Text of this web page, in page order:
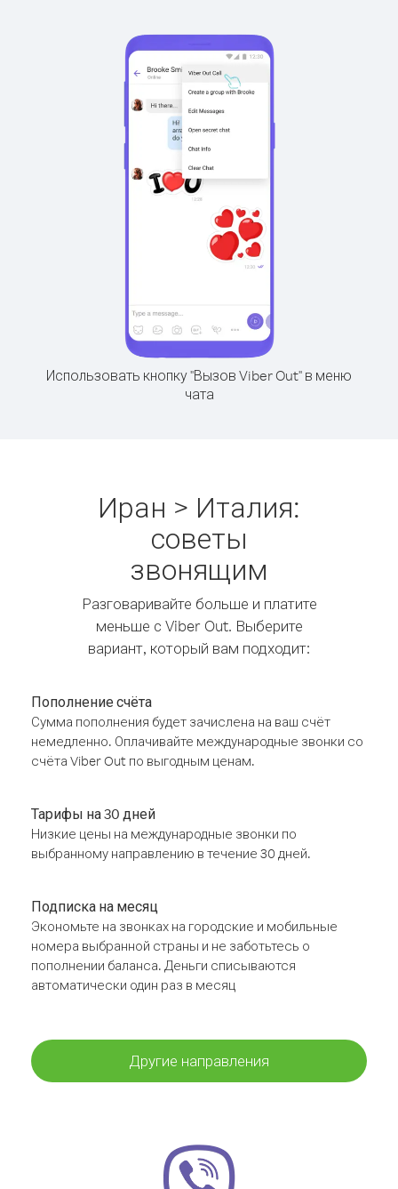
Использовать кнопку "Вызов Viber Out" в меню
чата
Иран > Италия:
советы
звонящим
Разговаривайте больше и платите
меньше с Viber Out. Выберите
вариант, который вам подходит:
Пополнение счёта
Сумма пополнения будет зачислена на ваш счёт
немедленно. Оплачивайте международные звонки со
счёта Viber Out по выгодным ценам.
Тарифы на 30 дней
Низкие цены на международные звонки по
выбранному направлению в течение 30 дней.
Подписка на месяц
Экономьте на звонках на городские и мобильные
номера выбранной страны и не заботьтесь о
пополнении баланса. Деньги списываются
автоматически один раз в месяц
Другие направления